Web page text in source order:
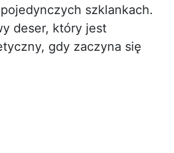
szklankach.
deser, który jest
gdy zaczyna się